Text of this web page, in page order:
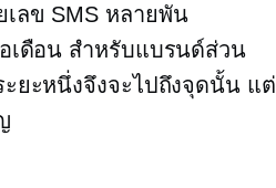
ลข SMS หลายพัน
เดือน สำหรับแบรนด์ส่วน
ยะหนึ่งจึงจะไปถึงจุดนั้น แต่